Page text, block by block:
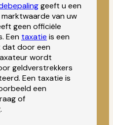
geeft u een
van uw
geen officiële
Een taxatie is een
door een
wordt
geldverstrekkers
Een taxatie is
een
of